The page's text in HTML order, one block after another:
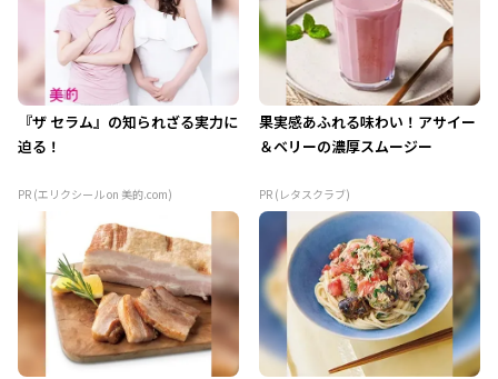
『ザ セラム』の知られざる実力に
迫る！
PR (エリクシール on 美的.com)
果実感あふれる味わい！アサイー
＆ベリーの濃厚スムージー
PR (レタスクラブ)